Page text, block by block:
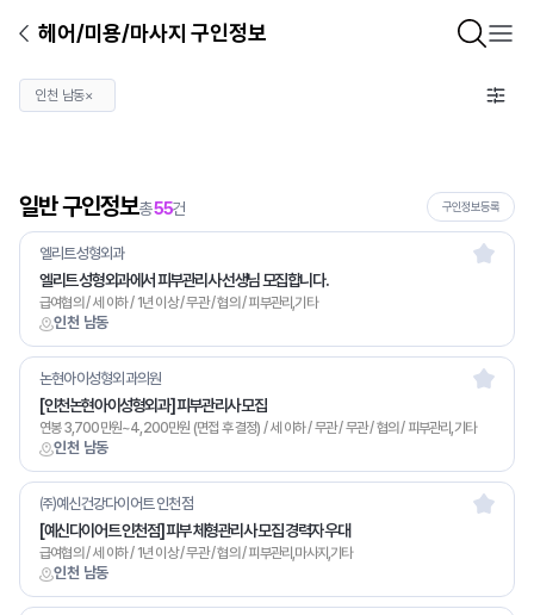
헤어/미용/마사지 구인정보
인천 남동×
일반 구인정보총55건 구인정보등록
인천 남동
엘리트성형외과
엘리트 성형외과에서 피부관리사 선생님 모집합니다.
급여협의 / 세 이하 / 1년 이상 / 무관 / 협의 / 피부관리,기타
인천 남동
논현아이성형외과의원
[인천논현아이성형외과] 피부관리사 모집
연봉 3,700만원~4,200만원 (면접 후 결정) / 세 이하 / 무관 / 무관 / 협의 / 피부관리,기타
인천 남동
㈜예신건강다이어트 인천점
[예신다이어트 인천점] 피부 체형관리사 모집 경력자 우대
급여협의 / 세 이하 / 1년 이상 / 무관 / 협의 / 피부관리,마사지,기타